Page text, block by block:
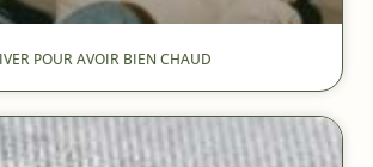
POUR AVOIR BIEN CHAUD